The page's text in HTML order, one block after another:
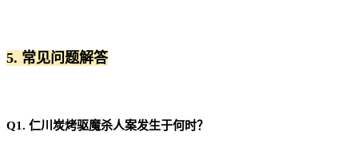
5. 常见问题解答
Q1. 仁川炭烤驱魔杀人案发生于何时？